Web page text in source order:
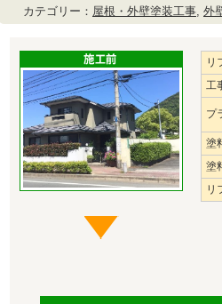
カテゴリー： 屋根・外壁塗装工事, 外
リ
工
プ
塗
塗
リ